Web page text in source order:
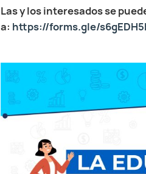
Las y los interesados se
a: https://forms.gle/